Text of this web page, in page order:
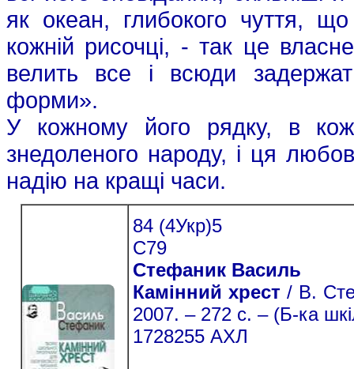
як океан, глибокого чуття,
кожній рисочці, - так це
велить все і всюди
форми».
У кожному його рядку, в
знедоленого народу, і ця
надію на кращі часи.
84 (4Укр)5
С79
Стефаник Василь
Камінний хрест / В.
2007. – 272 с. – (Б-ка
1728255 АХЛ